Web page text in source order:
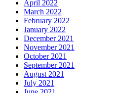
April 2022
March 2022
February 2022
January 2022
December 2021
November 2021
October 2021
September 2021
August 2021
July 2021